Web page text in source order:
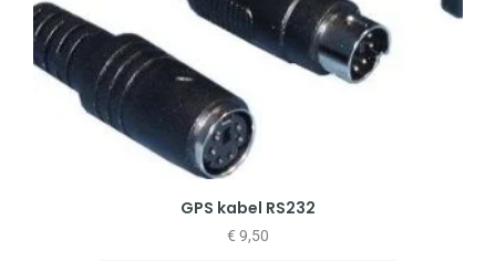
GPS kabel RS232
€ 9,50